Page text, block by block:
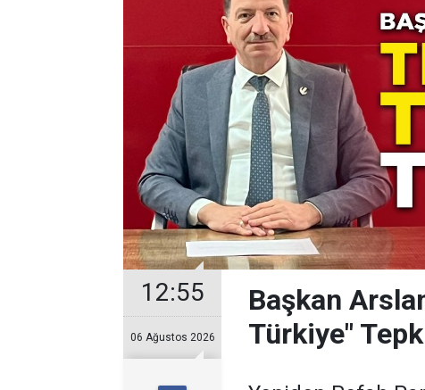
12:55
06 Ağustos 2026
Başkan
Türkiye"